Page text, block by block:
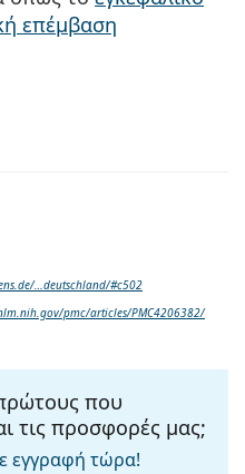
επέμβαση
…deutschland/#c502
pmc/articles/PMC4206382/
που
τις προσφορές μας;
εγγραφή τώρα!